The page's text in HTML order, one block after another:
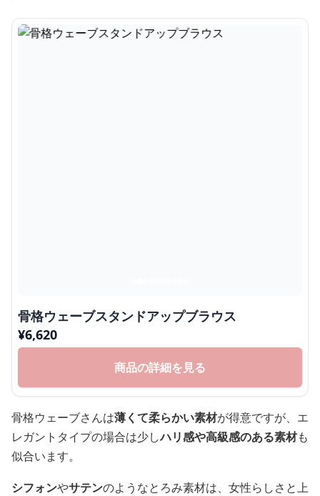
骨格ウェーブスタンドアップブラウス
¥6,620
商品の詳細を見る
骨格ウェーブさんは薄くて柔らかい素材が得意ですが、エ
レガントタイプの場合は少しハリ感や高級感のある素材も
似合います。
シフォンやサテンのようなとろみ素材は、女性らしさと上